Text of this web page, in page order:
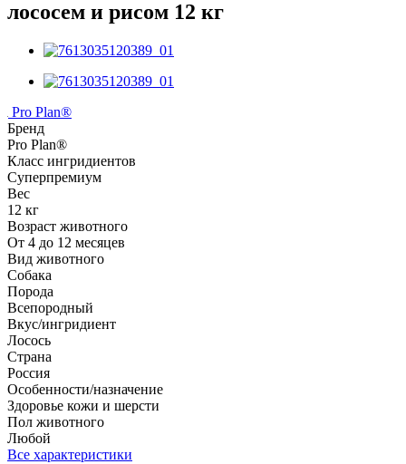
лососем и рисом 12 кг
Pro Plan®
Бренд
Pro Plan®
Класс ингридиентов
Суперпремиум
Вес
12 кг
Возраст животного
От 4 до 12 месяцев
Вид животного
Собака
Порода
Всепородный
Вкус/ингридиент
Лосось
Страна
Россия
Особенности/назначение
Здоровье кожи и шерсти
Пол животного
Любой
Все характеристики